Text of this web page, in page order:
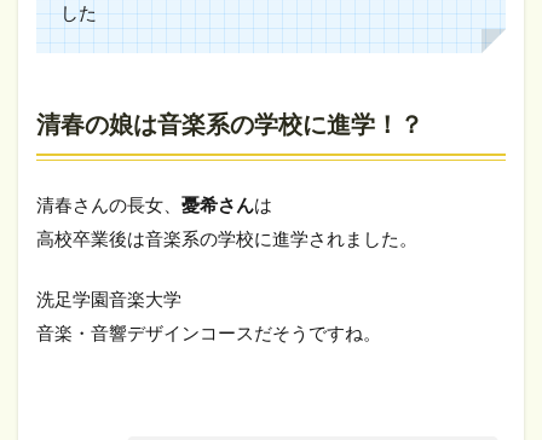
した
清春の娘は音楽系の学校に進学！？
清春さんの長女、 憂希さんは
高校卒業後は音楽系の学校に進学されました。
洗足学園音楽大学
音楽・音響デザインコースだそうですね。